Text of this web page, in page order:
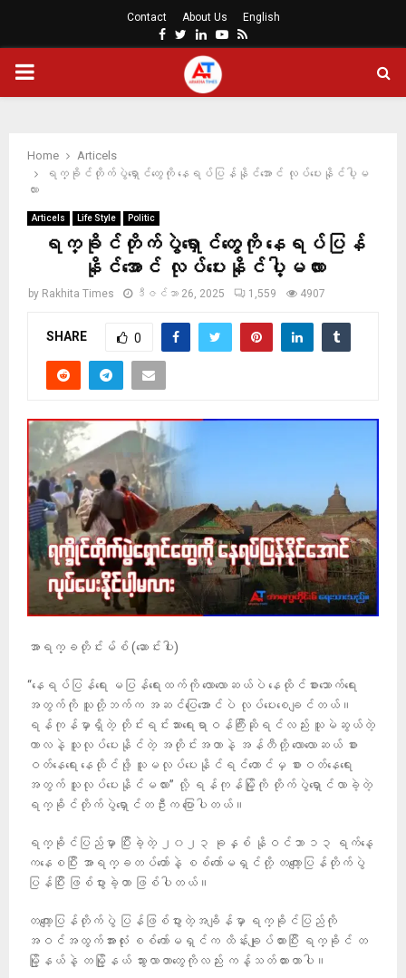
Contact About Us English
Facebook
Twitter
LinkedinYoutube
Rss
PRIMARY
Home
Articels
ရက္ခိုင်တိုက်ပွဲရှောင်တွေကို နေရပ်ပြန်နိုင်အောင် လုပ်ပေးနိုင်ပါ့မ
လား
Articels Life Style Politic
ရက္ခိုင်တိုက်ပွဲရှောင်တွေကို နေရပ်ပြန်
နိုင်အောင် လုပ်ပေးနိုင်ပါ့မလား
by Rakhita Times ဒီဇင်ဘာ 26, 2025 1,559 4907
SHARE 0
အာရက္ခတိုင်းမ်စ် (ဆောင်းပါး)
“နေရပ်ပြန်ရေး မပြန်ရေးထက်ကို လောလောဆယ်ပဲ နေထိုင်စားသောက်ရေး
အတွက်ကို သူတို့ဘက်က အဆင်ပြေအောင်ပဲ လုပ်ပေးစေချင်တယ်။
ရန်ကုန်မှာရှိတဲ့ တိုင်းရင်းသားရေးရာဝန်ကြီးဆိုရင်လည်း သူမဲဆွယ်တဲ့
ကာလနဲ့ သူလုပ်ပေးနိုင်တဲ့ အတိုင်းအတာနဲ့ အန်တီတို့ လောလောဆယ် စား
ဝတ်နေရေး နေထိုင်ဖို့ သူမလုပ်ပေးနိုင်ရင်တောင်မှ စားဝတ်နေရေး
အတွက် သူလုပ်ပေးနိုင်မလား” လို့ ရန်ကုန်မြို့ကို တိုက်ပွဲရှောင်လာခဲ့တဲ့
ရက္ခိုင်တိုက်ပွဲရှောင်တဦးက ပြောပါတယ်။
ရက္ခိုင်ပြည်မှာ ပြီးခဲ့တဲ့ ၂၀၂၃ ခုနှစ် နိုဝင်ဘာ ၁၃ ရက်နေ့
ကနေစပြီး အာရက္ခတပ်တော်နဲ့ စစ်ကော်မရှင်တို့ တကျော့ပြန်တိုက်ပွဲ
ပြန်ပြီး ဖြစ်ပွားခဲ့တာ ဖြစ်ပါတယ်။
တကျော့ပြန်တိုက်ပွဲ ပြန်ဖြစ်ပွားတဲ့အချိန်မှာ ရက္ခိုင်ပြည်ကို
အဝင်အထွက်အားလုံး စစ်ကော်မရှင်က ထိန်းချုပ်ထားပြီး ရက္ခိုင် တ
မြို့နယ်နဲ့ တမြို့နယ် သွားလာတာတွေကိုလည်း ကန့်သတ်ထားတာပါ။